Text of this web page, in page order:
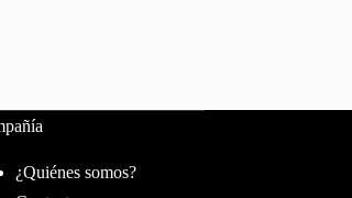
¿Quiénes somos?